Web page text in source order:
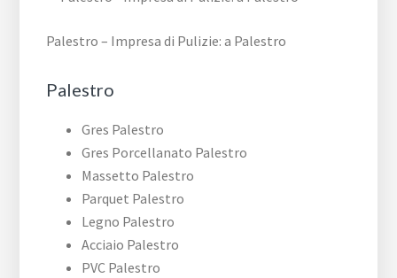
Palestro – Impresa di Pulizie: a Palestro
Palestro
Gres Palestro
Gres Porcellanato Palestro
Massetto Palestro
Parquet Palestro
Legno Palestro
Acciaio Palestro
PVC Palestro